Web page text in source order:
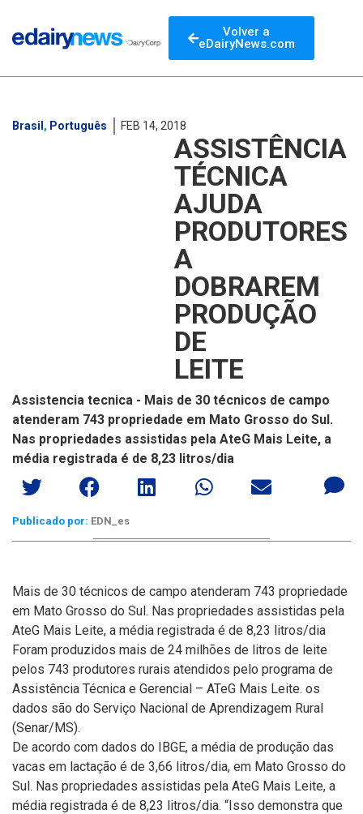
Volver a
eDairyNews.com
Brasil , Português FEB 14, 2018
ASSISTÊNCIA
TÉCNICA
AJUDA
PRODUTORES
A
DOBRAREM
PRODUÇÃO
DE
LEITE
Assistencia tecnica - Mais de 30 técnicos de campo
atenderam 743 propriedade em Mato Grosso do Sul.
Nas propriedades assistidas pela AteG Mais Leite, a
média registrada é de 8,23 litros/dia
Publicado por: EDN_es
Mais de 30 técnicos de campo atenderam 743 propriedade
em Mato Grosso do Sul. Nas propriedades assistidas pela
AteG Mais Leite, a média registrada é de 8,23 litros/dia
Foram produzidos mais de 24 milhões de litros de leite
pelos 743 produtores rurais atendidos pelo programa de
Assistência Técnica e Gerencial – ATeG Mais Leite. os
dados são do Serviço Nacional de Aprendizagem Rural
(Senar/MS).
De acordo com dados do IBGE, a média de produção das
vacas em lactação é de 3,66 litros/dia, em Mato Grosso do
Sul. Nas propriedades assistidas pela AteG Mais Leite, a
média registrada é de 8,23 litros/dia. “Isso demonstra que